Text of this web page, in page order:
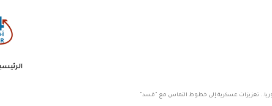
تعزيزات عسكرية إلى خطوط التماس مع "قسد"